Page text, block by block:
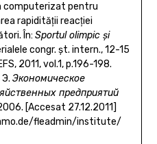
computerizat pentru
rapidităţii reacţiei
În: Sportul olimpic şi
congr. şt. intern., 12-15
2011, vol.1, p.196-198.
Экономическое
предприятий
[Accesat 27.12.2011]
fleadmin/institute/